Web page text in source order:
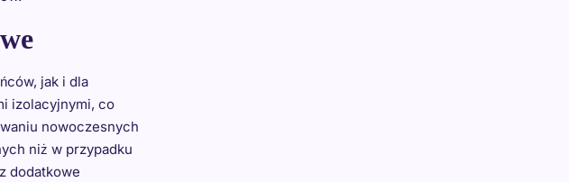
jak i dla
izolacyjnymi, co
nowoczesnych
niż w przypadku
dodatkowe